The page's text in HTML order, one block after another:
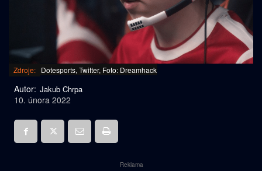
Zdroje: Dotesports, Twitter, Foto: Dreamhack
Autor: Jakub Chrpa
10. února 2022
Reklama